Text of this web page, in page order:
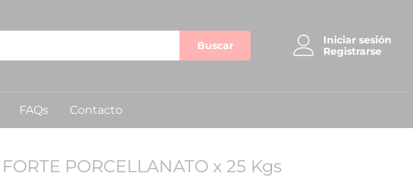
Buscar
Iniciar sesión
Registrarse
FAQs Contacto
PORCELLANATO x 25 Kgs